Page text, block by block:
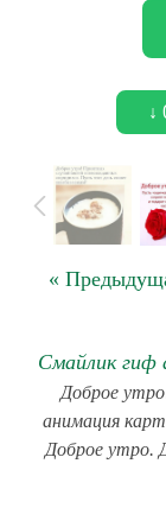
↓
«
Смайлик гиф
Доброе
анимация
Доброе утро.